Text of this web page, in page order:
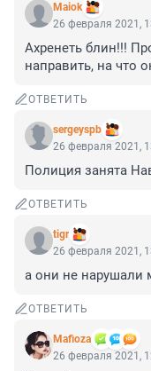
Maiok
26 февраля 2021,
Ахренеть блин!!!
направить, на что
ОТВЕТИТЬ
sergeyspb
26 февраля 2021,
Полиция занята
ОТВЕТИТЬ
tigr
26 февраля 2021,
а они не
ОТВЕТИТЬ
Mafioza
26 февраля 2021,